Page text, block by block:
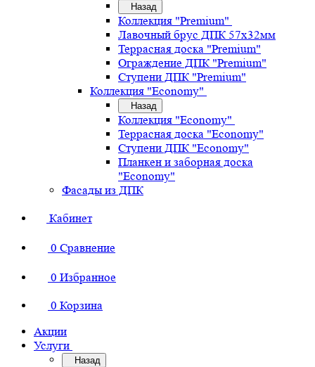
Назад
Коллекция "Premium"
Лавочный брус ДПК 57х32мм
Террасная доска "Premium"
Ограждение ДПК "Premium"
Ступени ДПК "Premium"
Коллекция "Economy"
Назад
Коллекция "Economy"
Террасная доска "Economy"
Ступени ДПК "Economy"
Планкен и заборная доска
"Economy"
Фасады из ДПК
Кабинет
0 Сравнение
0 Избранное
0 Корзина
Акции
Услуги
Назад